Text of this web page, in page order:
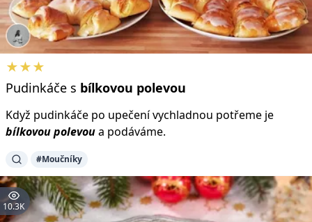
★★★
Pudinkáče s bílkovou polevou
Když pudinkáče po upečení vychladnou potřeme je
bílkovoupolevoua podáváme.
#Moučníky
10.3K